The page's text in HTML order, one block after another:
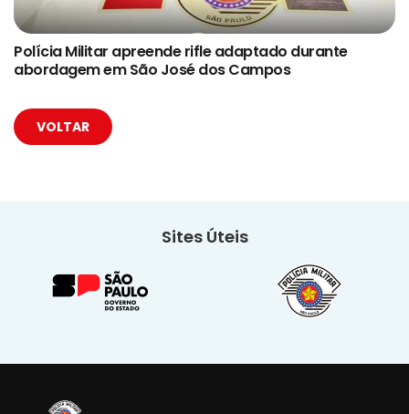
Polícia Militar apreende rifle adaptado durante
abordagem em São José dos Campos
VOLTAR
Sites Úteis